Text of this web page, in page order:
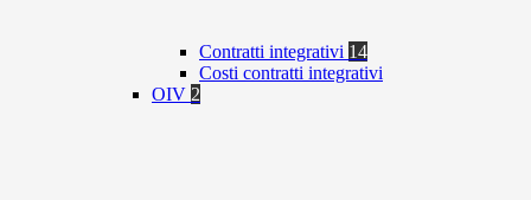
Contratti integrativi 14
Costi contratti integrativi
OIV 2